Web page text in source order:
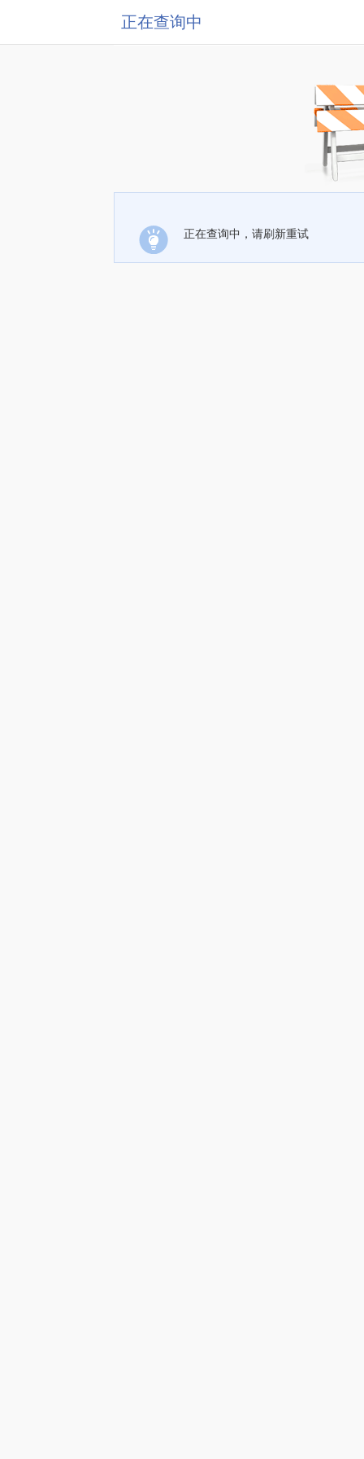
正在查询中
正在查询中，请刷新重试